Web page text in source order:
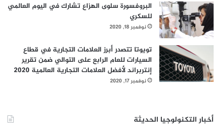
يسعدنا أن نعرض لك التصميمات الحديثة والميزات المرنة والاتصال
وسنعرض منتجاتنا الحالية التي تم تطويرها بميزات ووظائف
جديدة، إضافة إلى تقديم بعض المنتجات والخدمات الجديدة
بالكامل. ويسعدنا أيضاً مشاركتكم رؤيتنا وأهدافنا للاستدامة. لقد
تغير العالم كثيراً خلال العام الماضي، وحان الوقت لأجهزتنا للحاق
البروفسورة سلوى الهزاع تشارك في اليوم العالمي
للسكري
نوفمبر 18, 2020
تويوتا تتصدر أبرز العلامات التجارية في قطاع
السيارات للعام الرابع على التوالي ضمن تقرير
إنتربراند لأفضل العلامات التجارية العالمية 2020
نوفمبر 17, 2020
أخبار التكنولوجيا الحديثة